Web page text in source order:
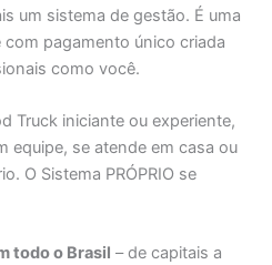
um sistema de gestão. É uma
pagamento único criada
como você.
Truck iniciante ou experiente,
equipe, se atende em casa ou
O Sistema PRÓPRIO se
todo o Brasil – de capitais a